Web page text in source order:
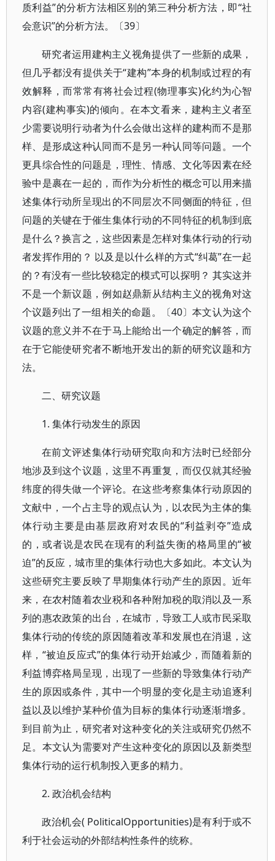
质利益”的分析方法相区别的第三种分析方法，即“社
会意识”的分析方法。〔39〕
研究者运用建构主义视角提供了一些新的成果，
但几乎都没有提供关于“建构”本身的机制或过程的有
效解释，而常常有将社会过程(物理事实)化约为心智
内容(建构事实)的倾向。在本文看来，建构主义者至
少需要说明行动者为什么会做出这样的建构而不是那
样、是形成这种认同而不是另一种认同等问题。一个
更具综合性的问题是，理性、情感、文化等因素在经
验中是裹在一起的，而作为分析性的概念可以用来描
述集体行动所呈现出的不同层次不同侧面的特征，但
问题的关键在于催生集体行动的不同特征的机制到底
是什么？换言之，这些因素是怎样对集体行动的行动
者发挥作用的？ 以及是以什么样的方式“纠葛”在一起
的？有没有一些比较稳定的模式可以探明？ 其实这并
不是一个新议题，例如赵鼎新从结构主义的视角对这
个议题列出了一组相关的命题。〔40〕本文认为这个
议题的意义并不在于马上能给出一个确定的解答，而
在于它能使研究者不断地开发出的新的研究议题和方
法。
二、研究议题
1. 集体行动发生的原因
在前文评述集体行动研究取向和方法时已经部分
地涉及到这个议题，这里不再重复，而仅仅就其经验
纬度的得失做一个评论。在这些考察集体行动原因的
文献中，一个占主导的观点认为，以农民为主体的集
体行动主要是由基层政府对农民的“利益剥夺”造成
的，或者说是农民在现有的利益失衡的格局里的“被
迫”的反应，城市里的集体行动也大多如此。本文认为
这些研究主要反映了早期集体行动产生的原因。近年
来，在农村随着农业税和各种附加税的取消以及一系
列的惠农政策的出台，在城市，导致工人或市民采取
集体行动的传统的原因随着改革和发展也在消退，这
样，“被迫反应式”的集体行动开始减少，而随着新的
利益博弈格局呈现，出现了一些新的导致集体行动产
生的原因或条件，其中一个明显的变化是主动追逐利
益以及以维护某种价值为目标的集体行动逐渐增多。
到目前为止，研究者对这种变化的关注或研究仍然不
足。本文认为需要对产生这种变化的原因以及新类型
集体行动的运行机制投入更多的精力。
2. 政治机会结构
政治机会( PoliticalOpportunities)是有利于或不
利于社会运动的外部结构性条件的统称。